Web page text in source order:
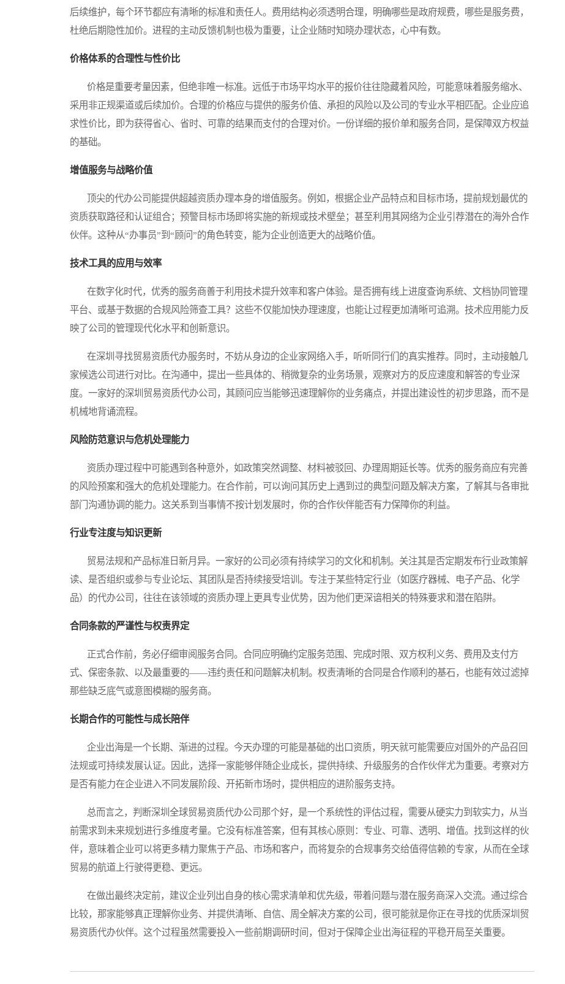
后续维护，每个环节都应有清晰的标准和责任人。费用结构必须透明合理，明确哪些是政府规费，哪些是服务费，
杜绝后期隐性加价。进程的主动反馈机制也极为重要，让企业随时知晓办理状态，心中有数。
价格体系的合理性与性价比
价格是重要考量因素，但绝非唯一标准。远低于市场平均水平的报价往往隐藏着风险，可能意味着服务缩水、
采用非正规渠道或后续加价。合理的价格应与提供的服务价值、承担的风险以及公司的专业水平相匹配。企业应追
求性价比，即为获得省心、省时、可靠的结果而支付的合理对价。一份详细的报价单和服务合同，是保障双方权益
的基础。
增值服务与战略价值
顶尖的代办公司能提供超越资质办理本身的增值服务。例如，根据企业产品特点和目标市场，提前规划最优的
资质获取路径和认证组合；预警目标市场即将实施的新规或技术壁垒；甚至利用其网络为企业引荐潜在的海外合作
伙伴。这种从“办事员”到“顾问”的角色转变，能为企业创造更大的战略价值。
技术工具的应用与效率
在数字化时代，优秀的服务商善于利用技术提升效率和客户体验。是否拥有线上进度查询系统、文档协同管理
平台、或基于数据的合规风险筛查工具？这些不仅能加快办理速度，也能让过程更加清晰可追溯。技术应用能力反
映了公司的管理现代化水平和创新意识。
在深圳寻找贸易资质代办服务时，不妨从身边的企业家网络入手，听听同行们的真实推荐。同时，主动接触几
家候选公司进行对比。在沟通中，提出一些具体的、稍微复杂的业务场景，观察对方的反应速度和解答的专业深
度。一家好的深圳贸易资质代办公司，其顾问应当能够迅速理解你的业务痛点，并提出建设性的初步思路，而不是
机械地背诵流程。
风险防范意识与危机处理能力
资质办理过程中可能遇到各种意外，如政策突然调整、材料被驳回、办理周期延长等。优秀的服务商应有完善
的风险预案和强大的危机处理能力。在合作前，可以询问其历史上遇到过的典型问题及解决方案，了解其与各审批
部门沟通协调的能力。这关系到当事情不按计划发展时，你的合作伙伴能否有力保障你的利益。
行业专注度与知识更新
贸易法规和产品标准日新月异。一家好的公司必须有持续学习的文化和机制。关注其是否定期发布行业政策解
读、是否组织或参与专业论坛、其团队是否持续接受培训。专注于某些特定行业（如医疗器械、电子产品、化学
品）的代办公司，往往在该领域的资质办理上更具专业优势，因为他们更深谙相关的特殊要求和潜在陷阱。
合同条款的严谨性与权责界定
正式合作前，务必仔细审阅服务合同。合同应明确约定服务范围、完成时限、双方权利义务、费用及支付方
式、保密条款、以及最重要的——违约责任和问题解决机制。权责清晰的合同是合作顺利的基石，也能有效过滤掉
那些缺乏底气或意图模糊的服务商。
长期合作的可能性与成长陪伴
企业出海是一个长期、渐进的过程。今天办理的可能是基础的出口资质，明天就可能需要应对国外的产品召回
法规或可持续发展认证。因此，选择一家能够伴随企业成长，提供持续、升级服务的合作伙伴尤为重要。考察对方
是否有能力在企业进入不同发展阶段、开拓新市场时，提供相应的进阶服务支持。
总而言之，判断深圳全球贸易资质代办公司那个好，是一个系统性的评估过程，需要从硬实力到软实力，从当
前需求到未来规划进行多维度考量。它没有标准答案，但有其核心原则：专业、可靠、透明、增值。找到这样的伙
伴，意味着企业可以将更多精力聚焦于产品、市场和客户，而将复杂的合规事务交给值得信赖的专家，从而在全球
贸易的航道上行驶得更稳、更远。
在做出最终决定前，建议企业列出自身的核心需求清单和优先级，带着问题与潜在服务商深入交流。通过综合
比较，那家能够真正理解你业务、并提供清晰、自信、周全解决方案的公司，很可能就是你正在寻找的优质深圳贸
易资质代办伙伴。这个过程虽然需要投入一些前期调研时间，但对于保障企业出海征程的平稳开局至关重要。